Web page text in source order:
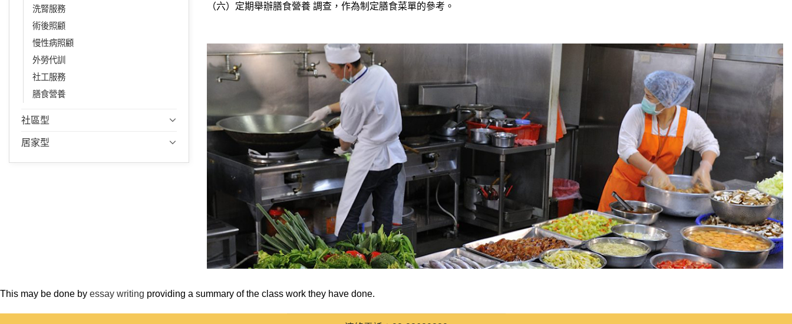
洗腎服務
術後照顧
慢性病照顧
外勞代訓
社工服務
膳食營養
社區型
居家型
（六）定期舉辦膳食營養 調查，作為制定膳食菜單的參考。
This may be done by essay writing providing a summary of the class work they have done.